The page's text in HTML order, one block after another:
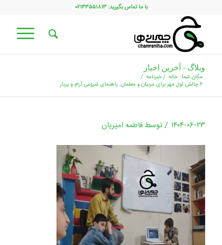
با ما تماس بگیرید: ۰۲۱۳۳۵۵۱۸۱۳
وبلاگ - آخرین اخبار
مکان شما: خانه /خبرنامه /
۶ چالش اول مهر برای مربیان و معلمان: راهنمای شروعی آرام و پربار
۱۴۰۴-۰۶-۲۳ / توسطفاطمه امیریان